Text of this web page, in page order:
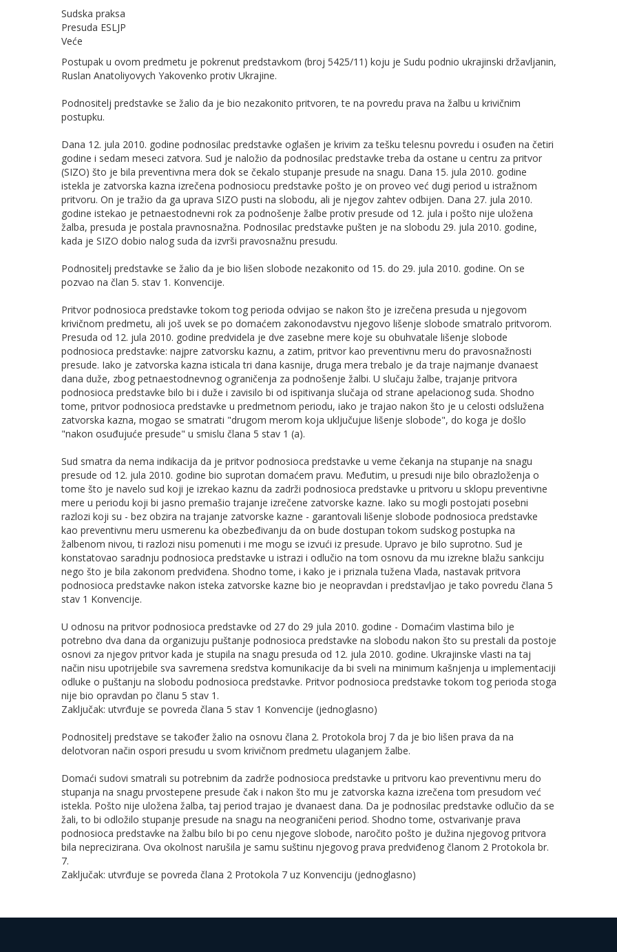
Sudska praksa
Presuda ESLJP
Veće
Postupak u ovom predmetu je pokrenut predstavkom (broj 5425/11) koju je Sudu podnio ukrajinski državljanin,
Ruslan Anatoliyovych Yakovenko protiv Ukrajine.
Podnositelj predstavke se žalio da je bio nezakonito pritvoren, te na povredu prava na žalbu u krivičnim
postupku.
Dana 12. jula 2010. godine podnosilac predstavke oglašen je krivim za tešku telesnu povredu i osuđen na četiri
godine i sedam meseci zatvora. Sud je naložio da podnosilac predstavke treba da ostane u centru za pritvor
(SIZO) što je bila preventivna mera dok se čekalo stupanje presude na snagu. Dana 15. jula 2010. godine
istekla je zatvorska kazna izrečena podnosiocu predstavke pošto je on proveo već dugi period u istražnom
pritvoru. On je tražio da ga uprava SIZO pusti na slobodu, ali je njegov zahtev odbijen. Dana 27. jula 2010.
godine istekao je petnaestodnevni rok za podnošenje žalbe protiv presude od 12. jula i pošto nije uložena
žalba, presuda je postala pravnosnažna. Podnosilac predstavke pušten je na slobodu 29. jula 2010. godine,
kada je SIZO dobio nalog suda da izvrši pravosnažnu presudu.
Podnositelj predstavke se žalio da je bio lišen slobode nezakonito od 15. do 29. jula 2010. godine. On se
pozvao na član 5. stav 1. Konvencije.
Pritvor podnosioca predstavke tokom tog perioda odvijao se nakon što je izrečena presuda u njegovom
krivičnom predmetu, ali još uvek se po domaćem zakonodavstvu njegovo lišenje slobode smatralo pritvorom.
Presuda od 12. jula 2010. godine predvidela je dve zasebne mere koje su obuhvatale lišenje slobode
podnosioca predstavke: najpre zatvorsku kaznu, a zatim, pritvor kao preventivnu meru do pravosnažnosti
presude. Iako je zatvorska kazna isticala tri dana kasnije, druga mera trebalo je da traje najmanje dvanaest
dana duže, zbog petnaestodnevnog ograničenja za podnošenje žalbi. U slučaju žalbe, trajanje pritvora
podnosioca predstavke bilo bi i duže i zavisilo bi od ispitivanja slučaja od strane apelacionog suda. Shodno
tome, pritvor podnosioca predstavke u predmetnom periodu, iako je trajao nakon što je u celosti odslužena
zatvorska kazna, mogao se smatrati "drugom merom koja uključujue lišenje slobode", do koga je došlo
"nakon osuđujuće presude" u smislu člana 5 stav 1 (a).
Sud smatra da nema indikacija da je pritvor podnosioca predstavke u veme čekanja na stupanje na snagu
presude od 12. jula 2010. godine bio suprotan domaćem pravu. Međutim, u presudi nije bilo obrazloženja o
tome što je navelo sud koji je izrekao kaznu da zadrži podnosioca predstavke u pritvoru u sklopu preventivne
mere u periodu koji bi jasno premašio trajanje izrečene zatvorske kazne. Iako su mogli postojati posebni
razlozi koji su - bez obzira na trajanje zatvorske kazne - garantovali lišenje slobode podnosioca predstavke
kao preventivnu meru usmerenu ka obezbeđivanju da on bude dostupan tokom sudskog postupka na
žalbenom nivou, ti razlozi nisu pomenuti i me mogu se izvući iz presude. Upravo je bilo suprotno. Sud je
konstatovao saradnju podnosioca predstavke u istrazi i odlučio na tom osnovu da mu izrekne blažu sankciju
nego što je bila zakonom predviđena. Shodno tome, i kako je i priznala tužena Vlada, nastavak pritvora
podnosioca predstavke nakon isteka zatvorske kazne bio je neopravdan i predstavljao je tako povredu člana 5
stav 1 Konvencije.
U odnosu na pritvor podnosioca predstavke od 27 do 29 jula 2010. godine - Domaćim vlastima bilo je
potrebno dva dana da organizuju puštanje podnosioca predstavke na slobodu nakon što su prestali da postoje
osnovi za njegov pritvor kada je stupila na snagu presuda od 12. jula 2010. godine. Ukrajinske vlasti na taj
način nisu upotrijebile sva savremena sredstva komunikacije da bi sveli na minimum kašnjenja u implementaciji
odluke o puštanju na slobodu podnosioca predstavke. Pritvor podnosioca predstavke tokom tog perioda stoga
nije bio opravdan po članu 5 stav 1.
Zaključak: utvrđuje se povreda člana 5 stav 1 Konvencije (jednoglasno)
Podnositelj predstave se također žalio na osnovu člana 2. Protokola broj 7 da je bio lišen prava da na
delotvoran način ospori presudu u svom krivičnom predmetu ulaganjem žalbe.
Domaći sudovi smatrali su potrebnim da zadrže podnosioca predstavke u pritvoru kao preventivnu meru do
stupanja na snagu prvostepene presude čak i nakon što mu je zatvorska kazna izrečena tom presudom već
istekla. Pošto nije uložena žalba, taj period trajao je dvanaest dana. Da je podnosilac predstavke odlučio da se
žali, to bi odložilo stupanje presude na snagu na neograničeni period. Shodno tome, ostvarivanje prava
podnosioca predstavke na žalbu bilo bi po cenu njegove slobode, naročito pošto je dužina njegovog pritvora
bila neprecizirana. Ova okolnost narušila je samu suštinu njegovog prava predviđenog članom 2 Protokola br.
7.
Zaključak: utvrđuje se povreda člana 2 Protokola 7 uz Konvenciju (jednoglasno)